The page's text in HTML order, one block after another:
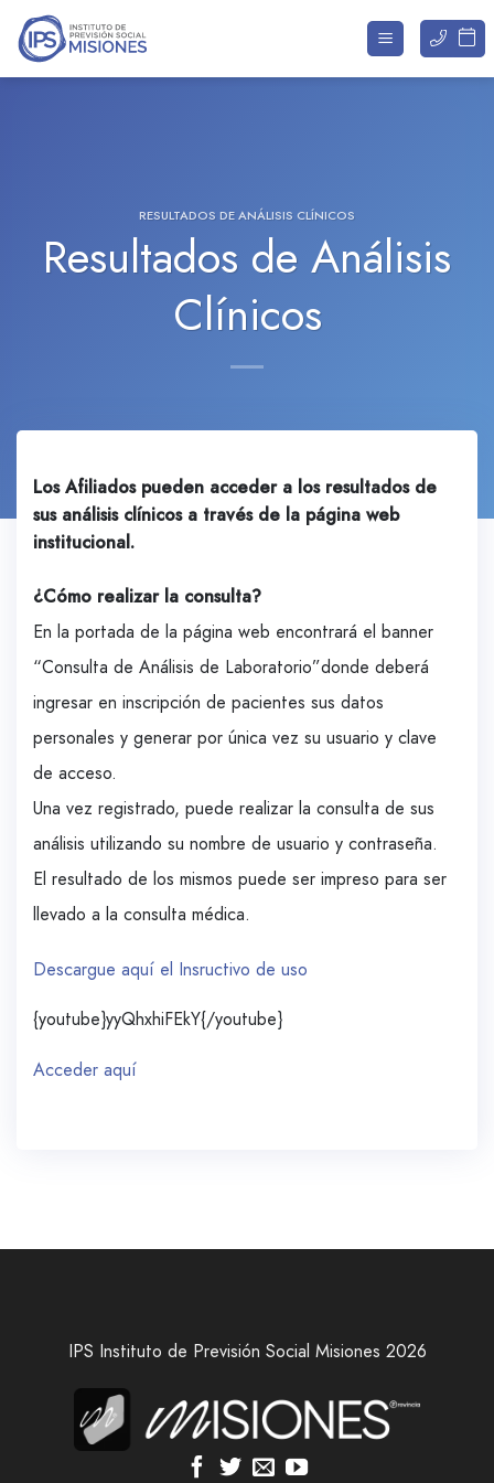
Saltar
contenido
RESULTADOS DE ANÁLISIS CLÍNICOS
Resultados de Análisis
Clínicos
Los Afiliados pueden acceder a los resultados de
sus análisis clínicos a través de la página web
institucional.
¿Cómo realizar la consulta?
En la portada de la página web encontrará el banner
“Consulta de Análisis de Laboratorio”donde deberá
ingresar en inscripción de pacientes sus datos
personales y generar por única vez su usuario y clave
de acceso.
Una vez registrado, puede realizar la consulta de sus
análisis utilizando su nombre de usuario y contraseña.
El resultado de los mismos puede ser impreso para ser
llevado a la consulta médica.
Descargue aquí el Insructivo de uso
{youtube}yyQhxhiFEkY{/youtube}
Acceder aquí
IPS Instituto de Previsión Social Misiones 2026